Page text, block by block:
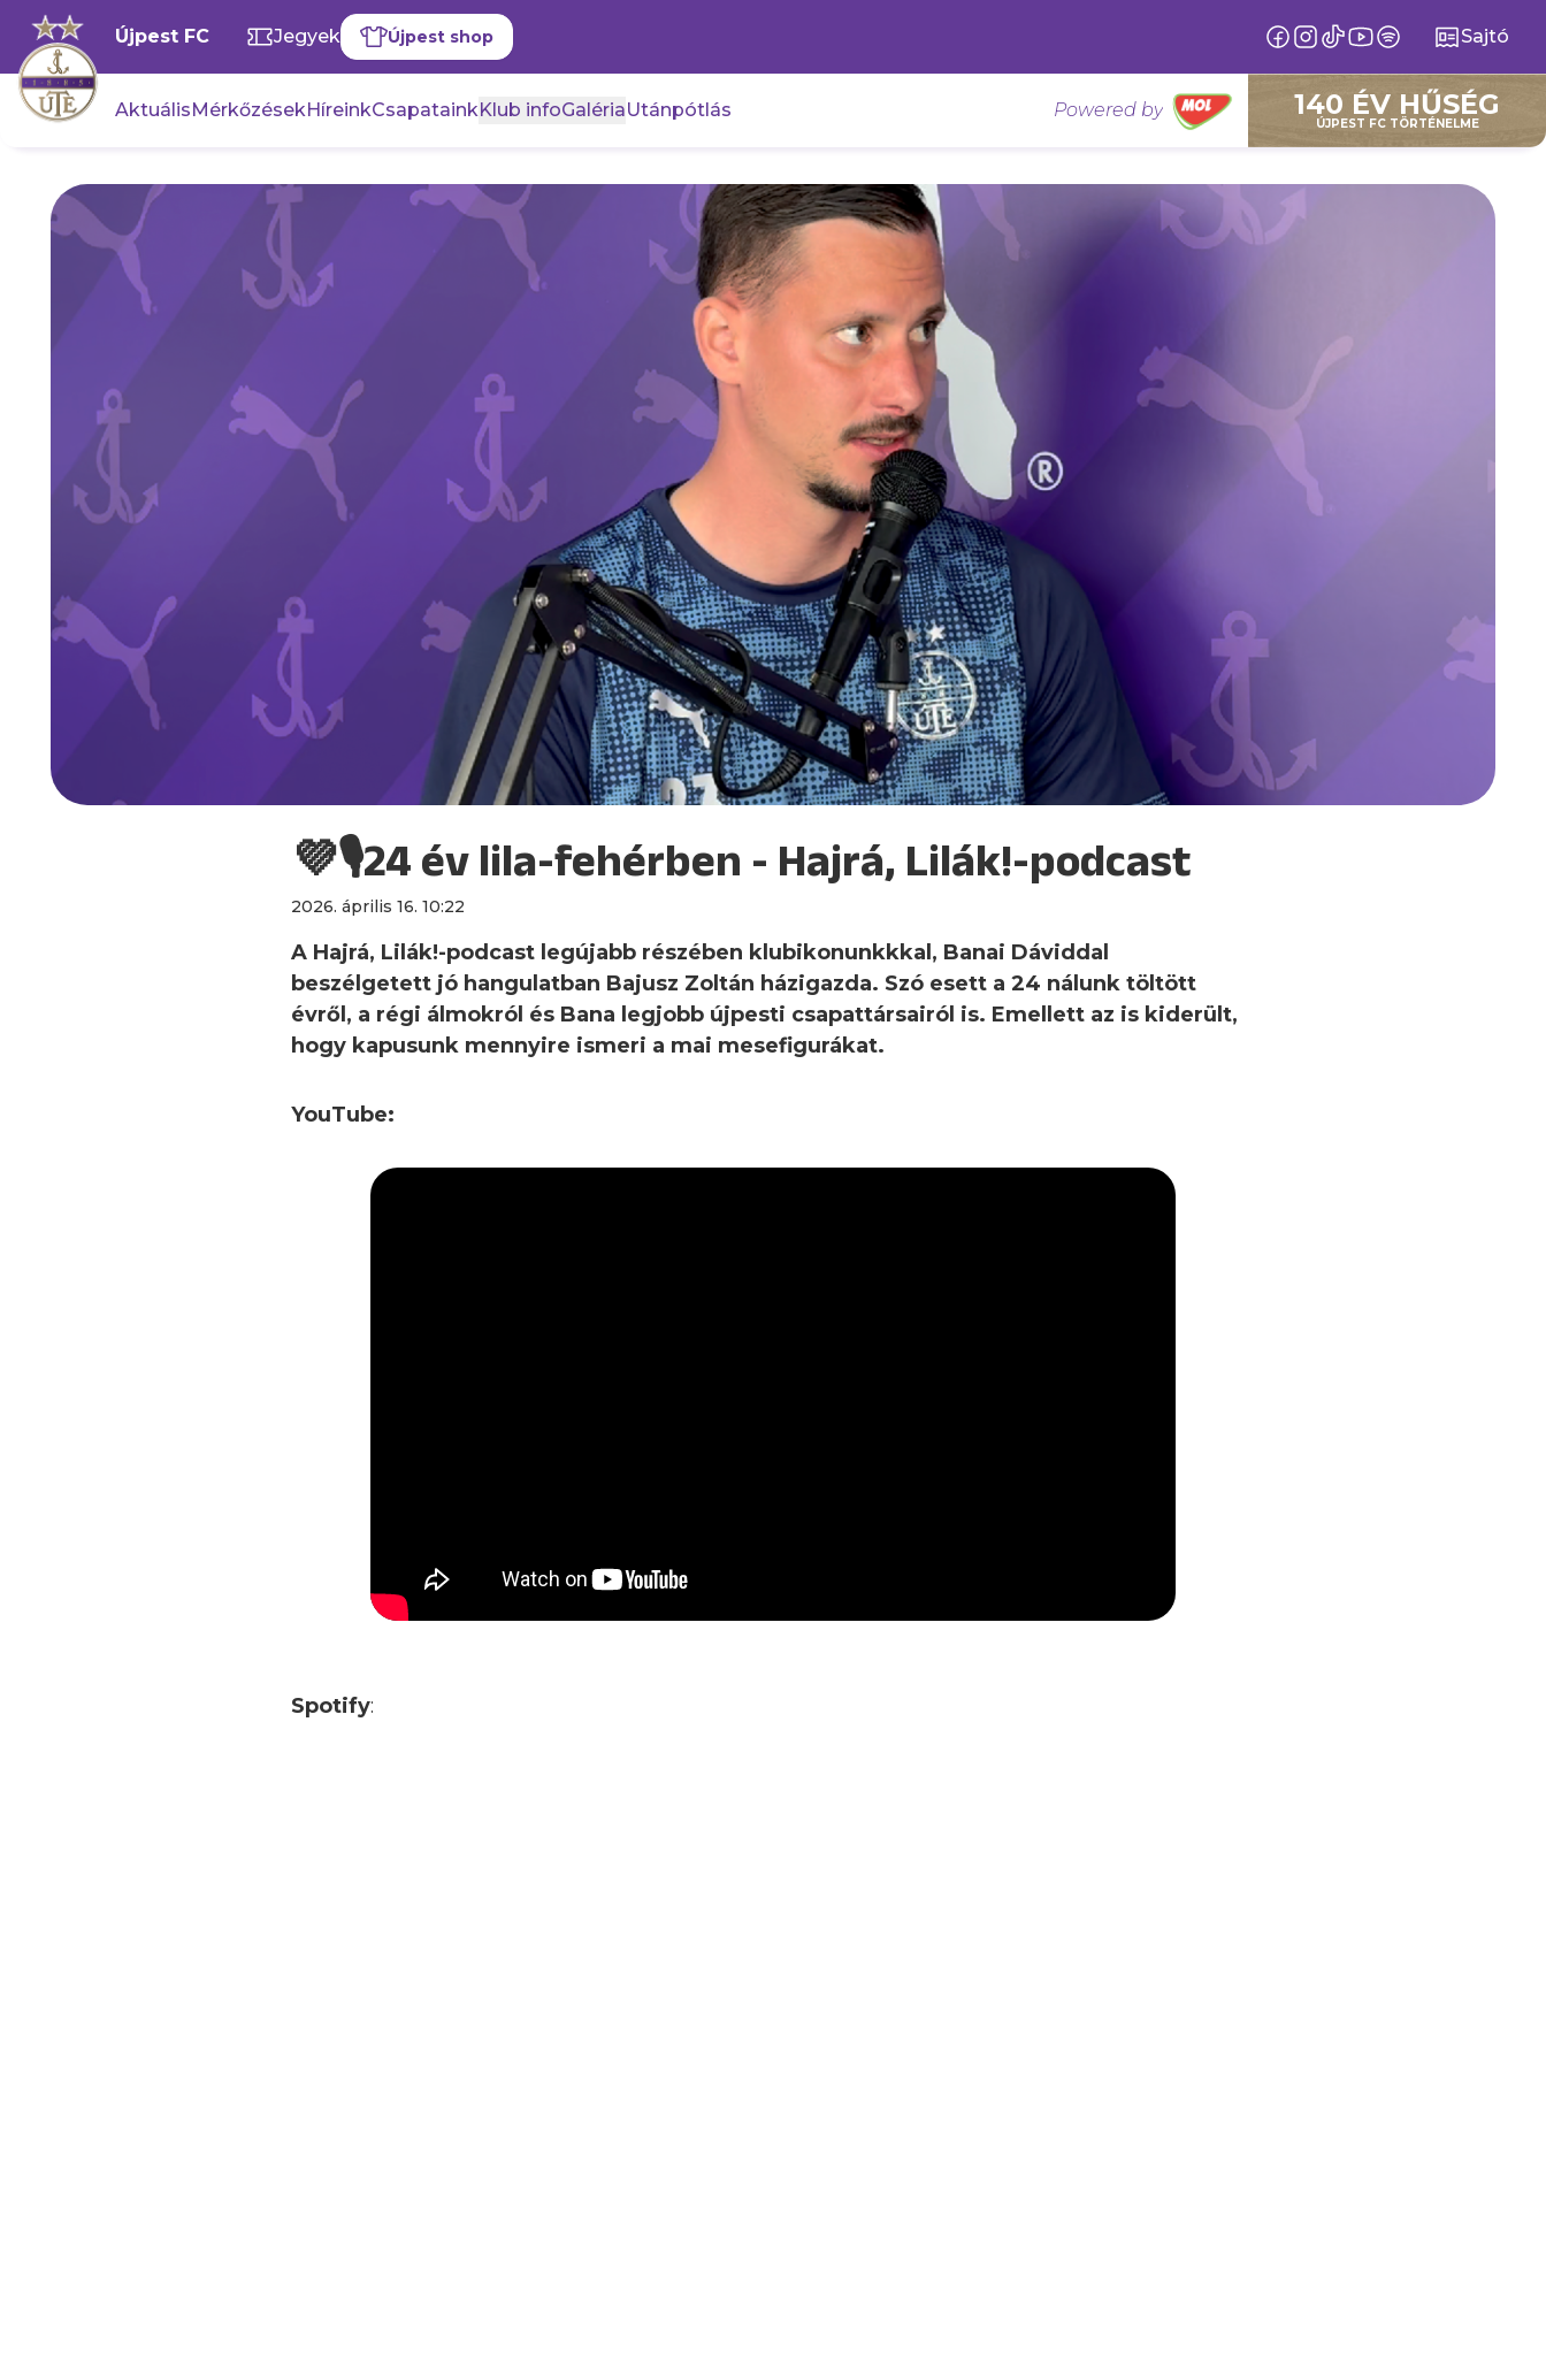
Újpest FC Jegyek Újpest shop Sajtó
AktuálisMérkőzésekHíreinkCsapatainkKlub infoGalériaUtánpótlás Powered by 140 ÉV HŰSÉG
ÚJPEST FC TÖRTÉNELME
💜🎙24 év lila-fehérben - Hajrá, Lilák!-podcast
2026. április 16. 10:22
A Hajrá, Lilák!-podcast legújabb részében klubikonunkkkal, Banai Dáviddal
beszélgetett jó hangulatban Bajusz Zoltán házigazda. Szó esett a 24 nálunk töltött
évről, a régi álmokról és Bana legjobb újpesti csapattársairól is. Emellett az is kiderült,
hogy kapusunk mennyire ismeri a mai mesefigurákat.
YouTube:
Spotify: